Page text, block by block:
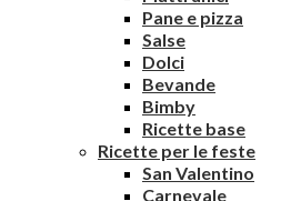
Pane e pizza
Salse
Dolci
Bevande
Bimby
Ricette base
Ricette per le feste
San Valentino
Carnevale